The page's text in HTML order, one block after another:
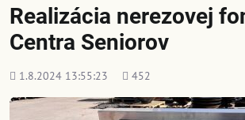
Realizácia nerezovej
Centra Seniorov
Pridané
1.8.2024 13:55:23
Počet
452